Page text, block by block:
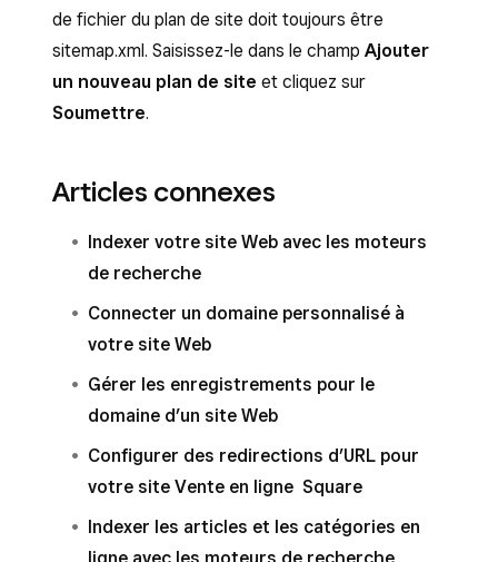
de fichier du plan de site doit toujours être
sitemap.xml. Saisissez-le dans le champ Ajouter
un nouveau plan de site et cliquez sur
Soumettre.
Articles connexes
Indexer votre site Web avec les moteurs
de recherche
Connecter un domaine personnalisé à
votre site Web
Gérer les enregistrements pour le
domaine d’un site Web
Configurer des redirections d’URL pour
votre site Vente en ligne Square
Indexer les articles et les catégories en